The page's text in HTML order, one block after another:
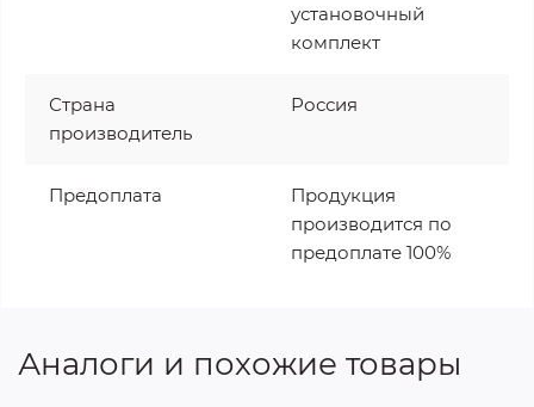
установочный
комплект
Страна
производитель
Россия
Предоплата
Продукция
производится по
предоплате 100%
Аналоги и похожие товары